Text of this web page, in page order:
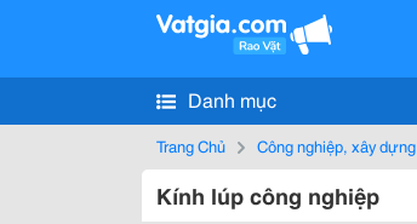
Danh mục
Trang Chủ Công nghiệp, xây dựng
Kính lúp công nghiệp